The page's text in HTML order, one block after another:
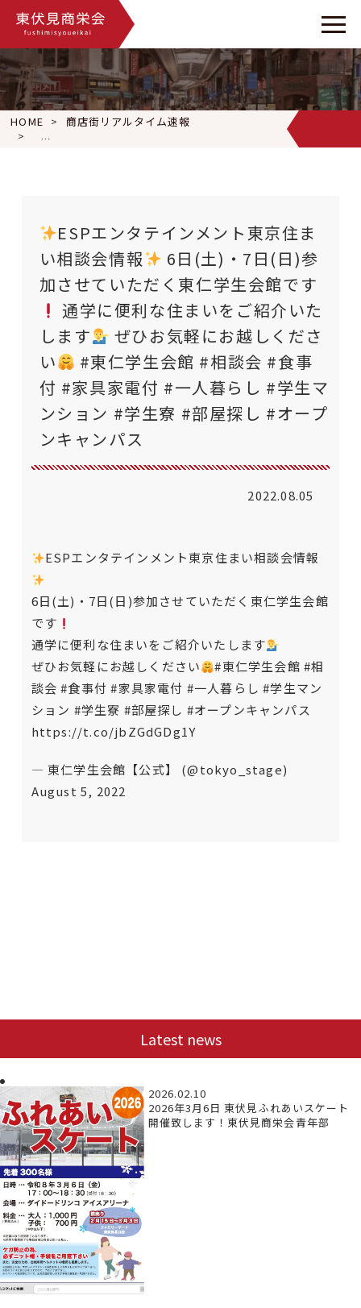
HOME
商店街リアルタイム速報
ESPエンタテインメント東京住まい相談会情報
6日(土)・7
ESPエンタテインメント東京住ま
い相談会情報
6日(土)・7日(日)参
加させていただく東仁学生会館です
通学に便利な住まいをご紹介いた
します
ぜひお気軽にお越しくださ
い
#東仁学生会館 #相談会 #食事
付 #家具家電付 #一人暮らし #学生マ
ンション #学生寮 #部屋探し #オープ
ンキャンパス
2022.08.05
ESPエンタテインメント東京住まい相談会情報
6日(土)・7日(日)参加させていただく東仁学生会館
です
通学に便利な住まいをご紹介いたします
ぜひお気軽にお越しください
#東仁学生会館 #相
談会 #食事付 #家具家電付 #一人暮らし #学生マン
ション #学生寮 #部屋探し #オープンキャンパス
https://t.co/jbZGdGDg1Y
— 東仁学生会館【公式】 (@tokyo_stage)
August 5, 2022
Latest news
2026.02.10
2026年3月6日 東伏見ふれあいスケート
開催致します！東伏見商栄会青年部